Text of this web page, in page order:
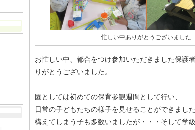
忙しい中ありがとうございました
お忙しい中、都合をつけ参加いただきました保護
りがとうございました。
園としては初めての保育参観週間として行い、
日常の子どもたちの様子を見せることができまし
構えてしまう子も多数いましたが・・・そして学